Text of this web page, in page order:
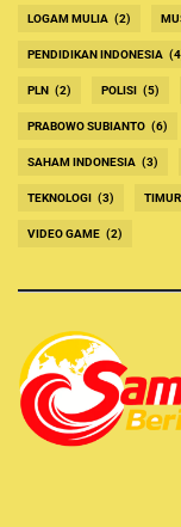
LOGAM MULIA (2)
PENDIDIKAN INDONESIA
PLN (2) POLISI (5)
PRABOWO SUBIANTO (6)
SAHAM INDONESIA (3)
TEKNOLOGI (3)
VIDEO GAME (2)